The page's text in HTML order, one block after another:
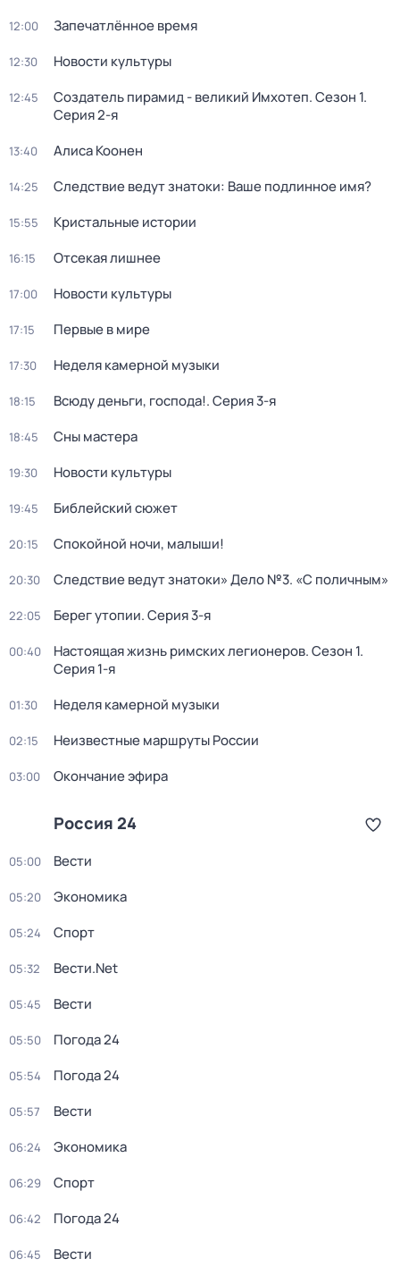
12:00 Запечатлённое время
12:30 Новости культуры
12:45 Создатель пирамид - великий Имхотеп. Сезон 1.
Серия 2-я
13:40 Алиса Коонен
14:25 Следствие ведут знатоки: Ваше подлинное имя?
15:55 Кристальные истории
16:15 Отсекая лишнее
17:00 Новости культуры
17:15 Первые в мире
17:30 Неделя камерной музыки
18:15 Всюду деньги, господа!. Серия 3-я
18:45 Сны мастера
19:30 Новости культуры
19:45 Библейский сюжет
20:15 Спокойной ночи, малыши!
20:30 Следствие ведут знатоки» Дело №3. «С поличным»
22:05 Берег утопии. Серия 3-я
00:40 Настоящая жизнь римских легионеров. Сезон 1.
Серия 1-я
01:30 Неделя камерной музыки
02:15 Неизвестные маршруты России
03:00 Окончание эфира
Россия 24
05:00 Вести
05:20 Экономика
05:24 Спорт
05:32 Вести.Net
05:45 Вести
05:50 Погода 24
05:54 Погода 24
05:57 Вести
06:24 Экономика
06:29 Спорт
06:42 Погода 24
06:45 Вести